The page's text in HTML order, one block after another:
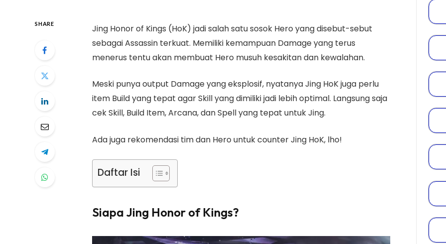
SHARE
Jing Honor of Kings (HoK) jadi salah satu sosok Hero yang disebut-sebut
sebagai Assassin terkuat. Memiliki kemampuan Damage yang terus
menerus tentu akan membuat Hero musuh kesakitan dan kewalahan.
Meski punya output Damage yang eksplosif, nyatanya Jing HoK juga perlu
item Build yang tepat agar Skill yang dimiliki jadi lebih optimal. Langsung saja
cek Skill, Build Item, Arcana, dan Spell yang tepat untuk Jing.
Ada juga rekomendasi tim dan Hero untuk counter Jing HoK, lho!
Daftar Isi
Siapa Jing Honor of Kings?